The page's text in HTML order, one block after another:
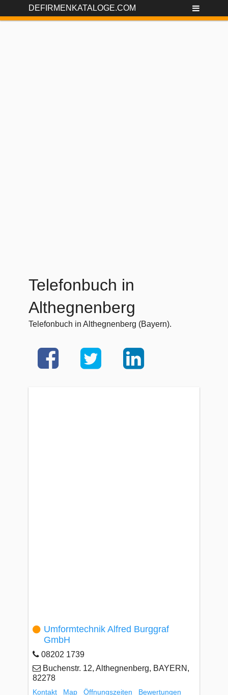
DEFIRMENKATALOGE.COM
Telefonbuch in
Althegnenberg
Telefonbuch in Althegnenberg (Bayern).
Umformtechnik Alfred Burggraf
GmbH
08202 1739
Buchenstr. 12, Althegnenberg, BAYERN,
82278
Kontakt Map Öffnungszeiten Bewertungen